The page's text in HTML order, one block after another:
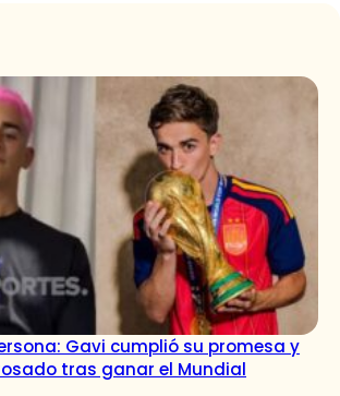
Gavi cumplió su promesa y
tras ganar el Mundial